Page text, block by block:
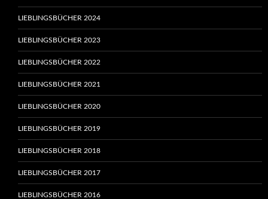
LIEBLINGSBÜCHER 2024
LIEBLINGSBÜCHER 2023
LIEBLINGSBÜCHER 2022
LIEBLINGSBÜCHER 2021
LIEBLINGSBÜCHER 2020
LIEBLINGSBÜCHER 2019
LIEBLINGSBÜCHER 2018
LIEBLINGSBÜCHER 2017
LIEBLINGSBÜCHER 2016